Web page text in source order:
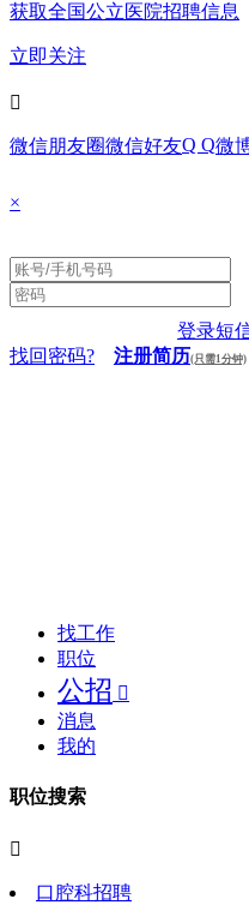
获取全国公立医院招聘信息
立即关注

微信朋友圈微信好友Q Q微
×
登录短
找回密码? 注册简历(只需1分钟)
找工作
职位
公招 
消息
我的
职位搜索

口腔科招聘